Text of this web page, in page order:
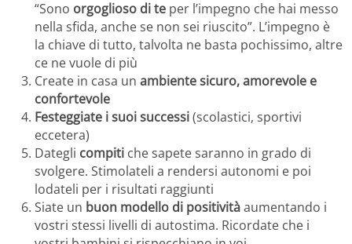
“Sono orgoglioso di te per l’impegno che hai messo
nella sfida, anche se non sei riuscito”. L’impegno è
la chiave di tutto, talvolta ne basta pochissimo, altre
ce ne vuole di più
Create in casa un ambiente sicuro, amorevole e
confortevole
Festeggiate i suoi successi(scolastici, sportivi
eccetera)
Dategli compiti che sapete saranno in grado di
svolgere. Stimolateli a rendersi autonomi e poi
lodateli per i risultati raggiunti
Siate un buon modello di positivitàaumentando i
vostri stessi livelli di autostima. Ricordate che i